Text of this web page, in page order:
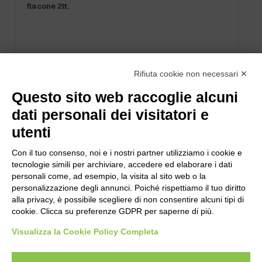
flacone 2lt.
Rifiuta cookie non necessari ✕
Questo sito web raccoglie alcuni
dati personali dei visitatori e
utenti
Con il tuo consenso, noi e i nostri partner utilizziamo i cookie e
tecnologie simili per archiviare, accedere ed elaborare i dati
personali come, ad esempio, la visita al sito web o la
personalizzazione degli annunci. Poiché rispettiamo il tuo diritto
alla privacy, è possibile scegliere di non consentire alcuni tipi di
cookie. Clicca su preferenze GDPR per saperne di più.
Visualizza la Cookie Policy Completa